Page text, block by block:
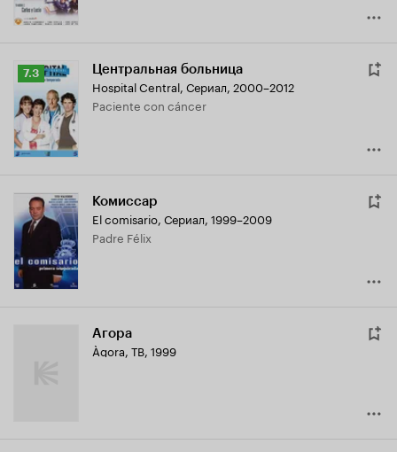
Рейтинг
Кинопоиска
7.3
7.3 Центральная больница
Hospital Central, Сериал, 2000–2012
Paciente con cáncer
Комиссар
El comisario, Сериал, 1999–2009
Padre Félix
Агора
Àgora, ТВ, 1999